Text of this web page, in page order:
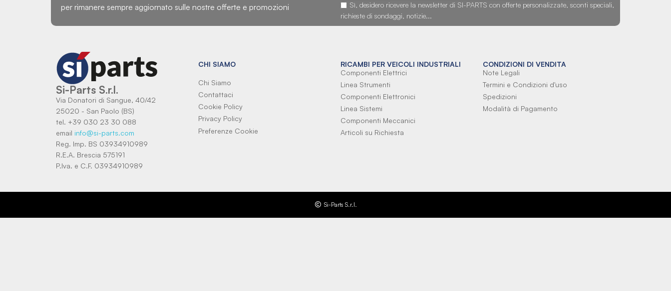
per rimanere sempre aggiornato sulle nostre offerte e promozioni
Sì, desidero ricevere la newsletter di SI-PARTS con offerte personalizzate, sconti speciali,
richieste di sondaggi, notizie...
Si-Parts S.r.l.
Via Donatori di Sangue, 40/42
25020 - San Paolo (BS)
tel. +39 030 23 30 088
email info@si-parts.com
Reg. Imp. BS 03934910989
R.E.A. Brescia 575191
P.Iva. e C.F. 03934910989
CHI SIAMO
Chi Siamo
Contattaci
Cookie Policy
Privacy Policy
Preferenze Cookie
RICAMBI PER VEICOLI INDUSTRIALI
Componenti Elettrici
Linea Strumenti
Componenti Elettronici
Linea Sistemi
Componenti Meccanici
Articoli su Richiesta
CONDIZIONI DI VENDITA
Note Legali
Termini e Condizioni d'uso
Spedizioni
Modalità di Pagamento
Si-Parts S.r.l.